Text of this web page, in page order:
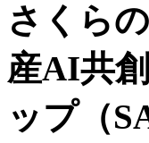
さくら
産AI共
ップ（